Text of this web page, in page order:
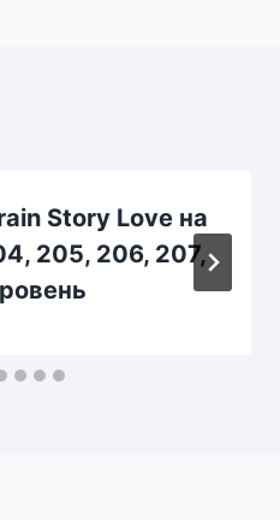
Story Love на
205, 206, 207,